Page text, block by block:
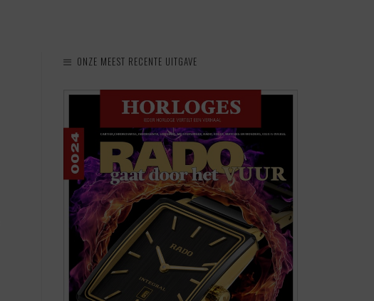
ONZE MEEST RECENTE UITGAVE